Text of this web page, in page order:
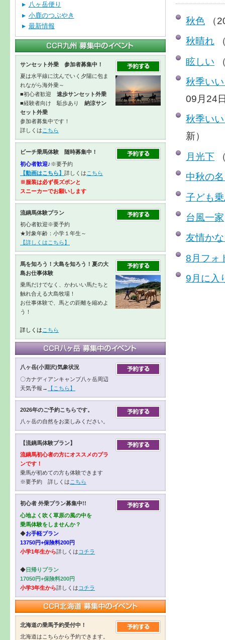
秋色 （
秋晴れ
眩しい
秋季い
09月24
秋季い
新）
月光下
中秋の
子ども
台風一家
友情か
8月フォ
9月に入
八ヶ岳便り
小鹿のつぶやき
最新情報
サンセット外乗 参加者募集中！
夏は水平線に沈んでいく夕陽に包ま
れながら海外乗～
■初心者歓迎 速歩サンセット外乗
■経験者向け 駈歩あり 納涼サン
セット外乗
参加者募集中です！
詳しくは こちら
ビーチ乗馬体験 随時募集中！
初心者歓迎♪※要予約
【動画はこちら】 詳しくは こちら
※服装は必ず長ズボンと
スニーカーでお願いします
流鏑馬体験プラン
初心者歓迎※要予約
★対象年齢：小学１年生～
【詳しくはこちら】
馬を知ろう！大島を知ろう！夏の大
島お仕事体験
乗馬だけでなく、かわいい馬たちと
触れ合える大島牧場！
お仕事体験で、馬との距離を縮めよ
う！
詳しくは こちら
八ヶ岳(小淵沢)気象状況
〇カナディアンキャンプ八ヶ岳周辺
天気予報→
【こちら】
2026年のご予約こちらです。
八ヶ岳の自然をお楽しみください。
【流鏑馬体験プラン】
流鏑馬初心者の方にオススメのプラ
ンです！
乗馬が初めての方も体験できます
※要予約 詳しくは こちら
初心者 外乗プラン募集中!!
心地よく吹く草原の風の中を
乗馬体験をしませんか？
◆お手軽プラン
13750円+保険料200円
小学1年生から詳しくは コチラ
◆日帰りプラン
17050円+保険料200円
小学3年生から詳しくは コチラ
北海道の乗馬予約受付中！
北海道はこちらから予約できます。